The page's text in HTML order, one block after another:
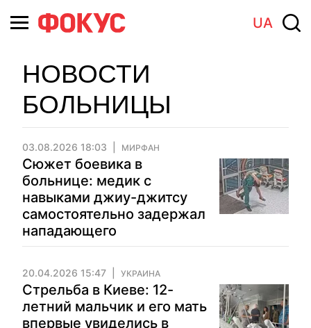
UA
НОВОСТИ
БОЛЬНИЦЫ
03.08.2026 18:03 МИРФАН
Сюжет боевика в
больнице: медик с
навыками джиу-джитсу
самостоятельно задержал
нападающего
20.04.2026 15:47 УКРАИНА
Стрельба в Киеве: 12-
летний мальчик и его мать
впервые увиделись в